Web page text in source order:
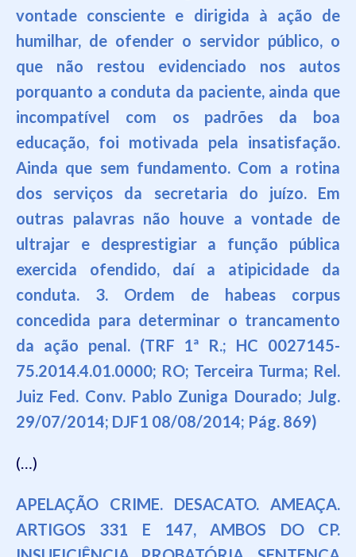
vontade consciente e dirigida à ação de
humilhar, de ofender o servidor público, o
que não restou evidenciado nos autos
porquanto a conduta da paciente, ainda que
incompatível com os padrões da boa
educação, foi motivada pela insatisfação.
Ainda que sem fundamento. Com a rotina
dos serviços da secretaria do juízo. Em
outras palavras não houve a vontade de
ultrajar e desprestigiar a função pública
exercida ofendido, daí a atipicidade da
conduta. 3. Ordem de habeas corpus
concedida para determinar o trancamento
da ação penal. (TRF 1ª R.; HC 0027145-
75.2014.4.01.0000; RO; Terceira Turma; Rel.
Juiz Fed. Conv. Pablo Zuniga Dourado; Julg.
29/07/2014; DJF1 08/08/2014; Pág. 869)
(…)
APELAÇÃO CRIME. DESACATO. AMEAÇA.
ARTIGOS 331 E 147, AMBOS DO CP.